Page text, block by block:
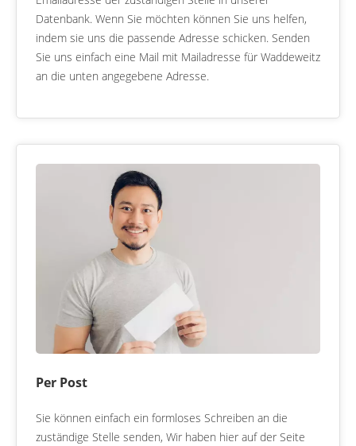
Datenbank. Wenn Sie möchten können Sie uns helfen,
indem sie uns die passende Adresse schicken. Senden
Sie uns einfach eine Mail mit Mailadresse für Waddeweitz
an die unten angegebene Adresse.
Per Post
Sie können einfach ein formloses Schreiben an die
zuständige Stelle senden, Wir haben hier auf der Seite